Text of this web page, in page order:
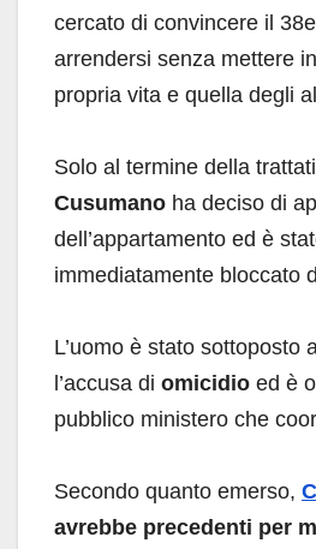
cercato di convincere il
arrendersi senza mettere
propria vita e quella degli
Solo al termine della
Cusumano ha deciso di
dell’appartamento ed è
immediatamente bloccato
L’uomo è stato sottoposto
l’accusa di omicidio ed è
pubblico ministero che
Secondo quanto emerso,
avrebbe precedenti per